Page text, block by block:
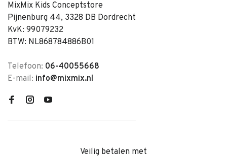
MixMix Kids Conceptstore
Pijnenburg 44, 3328 DB Dordrecht
KvK: 99079232
BTW: NL868784886B01
Telefoon: 06-40055668
E-mail: info@mixmix.nl
Veilig betalen met